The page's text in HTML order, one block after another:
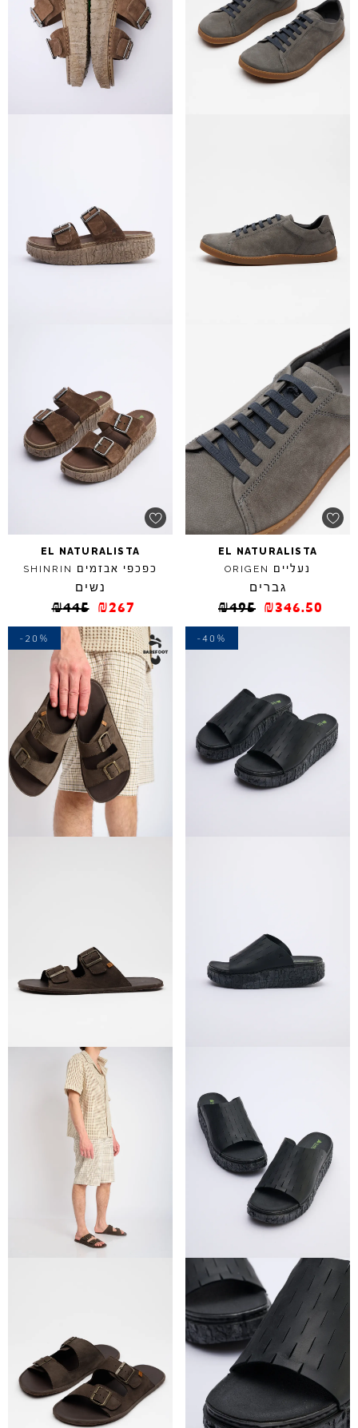
EL NATURALISTA
נעליים ORIGEN
גברים
₪495 ₪346.50
EL NATURALISTA
כפכפי אבזמים SHINRIN
נשים
₪445 ₪267
-40%
-20%